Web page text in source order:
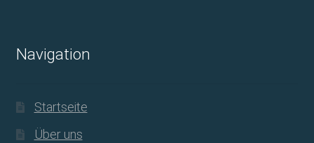
Navigation
Startseite
Über uns